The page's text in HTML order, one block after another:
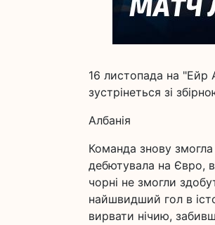
16 листопада на "Ейр
зустрінеться зі
Албанія
Команда знову
дебютувала на Євро,
чорні не змогли
найшвидший гол в
вирвати нічию,